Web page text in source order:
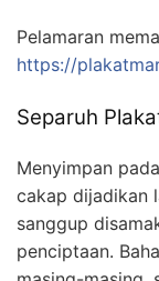
Pelamaran
https://
Separuh
Menyimpan
cakap dijadikan
sanggup
penciptaan.